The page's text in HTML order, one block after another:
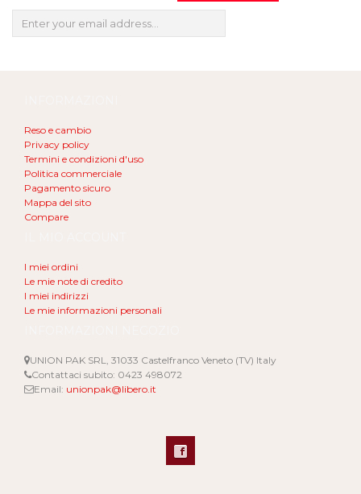
Reso e cambio
Privacy policy
Termini e condizioni d'uso
Politica commerciale
Pagamento sicuro
Mappa del sito
Compare
I miei ordini
Le mie note di credito
I miei indirizzi
Le mie informazioni personali
UNION PAK SRL, 31033 Castelfranco Veneto (TV) Italy
Contattaci subito: 0423 498072
Email: unionpak@libero.it